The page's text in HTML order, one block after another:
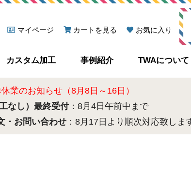
マイページ
カートを見る お気に入り
カスタム加工 事例紹介 TWAについて
業のお知らせ（8月8日～16日）
なし）最終受付：8月4日午前中まで
・お問い合わせ ：8月17日より順次対応致しま